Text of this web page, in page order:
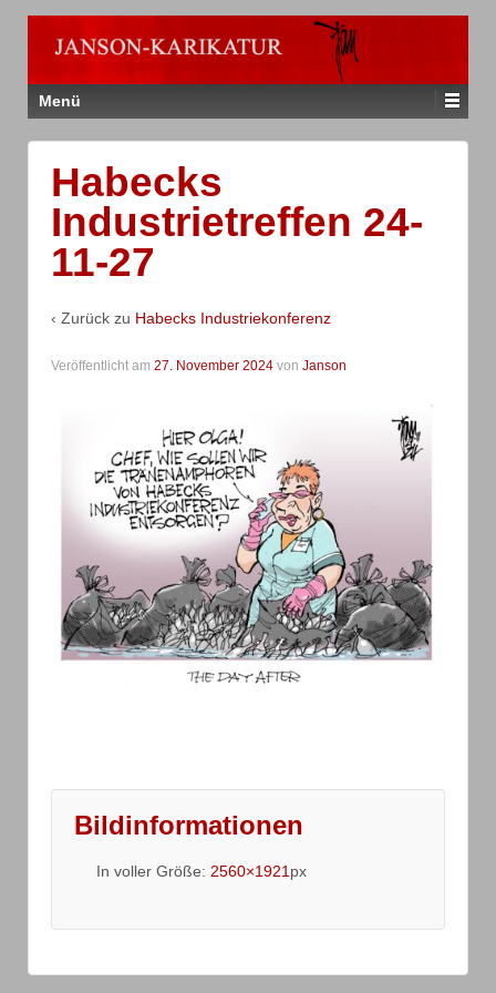
Menü
Habecks
Industrietreffen 24-
11-27
‹ Zurück zu Habecks Industriekonferenz
Veröffentlicht am 27. November 2024 von Janson
Bildinformationen
In voller Größe: 2560×1921 px